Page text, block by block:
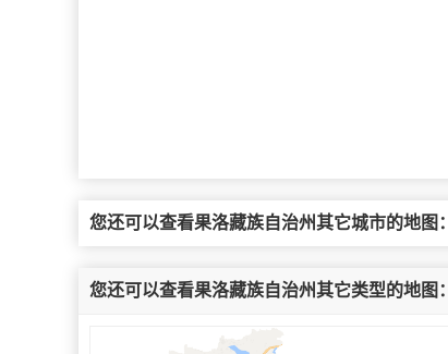
您还可以查看果洛藏族自治州其它城市的地图：
您还可以查看果洛藏族自治州其它类型的地图：